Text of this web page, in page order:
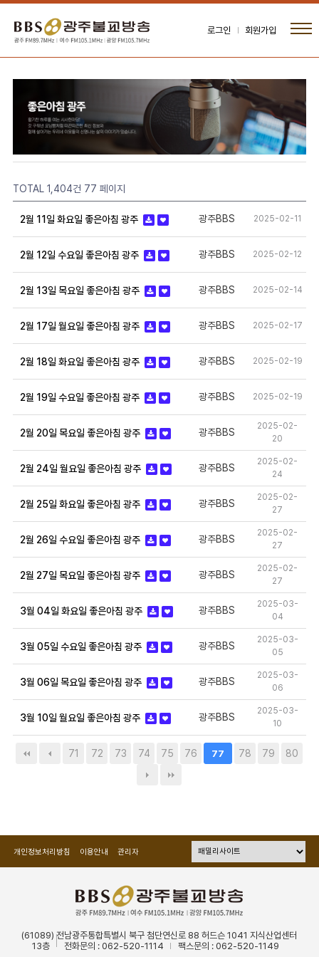
로그인 회원가입
TOTAL 1,404건 77 페이지
2월 11일 화요일 좋은아침 광주 광주BBS 2025-02-11
2월 12일 수요일 좋은아침 광주 광주BBS 2025-02-12
2월 13일 목요일 좋은아침 광주 광주BBS 2025-02-14
2월 17일 월요일 좋은아침 광주 광주BBS 2025-02-17
2월 18일 화요일 좋은아침 광주 광주BBS 2025-02-19
2월 19일 수요일 좋은아침 광주 광주BBS 2025-02-19
2월 20일 목요일 좋은아침 광주 광주BBS
2025-02-
20
2월 24일 월요일 좋은아침 광주 광주BBS
2025-02-
24
2월 25일 화요일 좋은아침 광주 광주BBS
2025-02-
27
2월 26일 수요일 좋은아침 광주 광주BBS
2025-02-
27
2월 27일 목요일 좋은아침 광주 광주BBS
2025-02-
27
3월 04일 화요일 좋은아침 광주 광주BBS
2025-03-
04
3월 05일 수요일 좋은아침 광주 광주BBS
2025-03-
05
3월 06일 목요일 좋은아침 광주 광주BBS
2025-03-
06
3월 10일 월요일 좋은아침 광주 광주BBS
2025-03-
10
71 72 73 74 75 76 77 78 79 80
개인정보처리방침 이용안내 관리자
(61089) 전남광주통합특별시 북구 첨단연신로 88 허드슨 1041 지식산업센터
13층
전화문의 : 062-520-1114 팩스문의 : 062-520-1149